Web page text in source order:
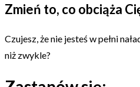
Zmień to, co obciąża
Czujesz, że nie jesteś w pełni
niż zwykle?